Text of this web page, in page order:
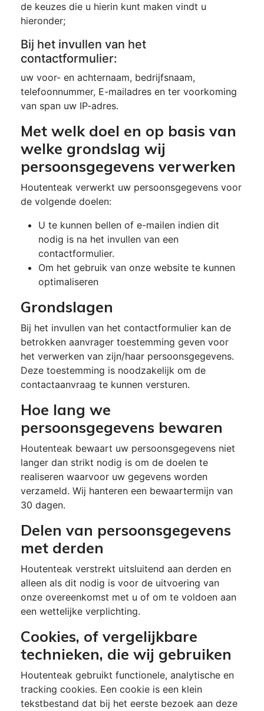
de keuzes die u hierin kunt maken vindt u
hieronder;
Bij het invullen van het
contactformulier:
uw voor- en achternaam, bedrijfsnaam,
telefoonnummer, E-mailadres en ter voorkoming
van span uw IP-adres.
Met welk doel en op basis van
welke grondslag wij
persoonsgegevens verwerken
Houtenteak verwerkt uw persoonsgegevens voor
de volgende doelen:
U te kunnen bellen of e-mailen indien dit
nodig is na het invullen van een
contactformulier.
Om het gebruik van onze website te kunnen
optimaliseren
Grondslagen
Bij het invullen van het contactformulier kan de
betrokken aanvrager toestemming geven voor
het verwerken van zijn/haar persoonsgegevens.
Deze toestemming is noodzakelijk om de
contactaanvraag te kunnen versturen.
Hoe lang we
persoonsgegevens bewaren
Houtenteak bewaart uw persoonsgegevens niet
langer dan strikt nodig is om de doelen te
realiseren waarvoor uw gegevens worden
verzameld. Wij hanteren een bewaartermijn van
30 dagen.
Delen van persoonsgegevens
met derden
Houtenteak verstrekt uitsluitend aan derden en
alleen als dit nodig is voor de uitvoering van
onze overeenkomst met u of om te voldoen aan
een wettelijke verplichting.
Cookies, of vergelijkbare
technieken, die wij gebruiken
Houtenteak gebruikt functionele, analytische en
tracking cookies. Een cookie is een klein
tekstbestand dat bij het eerste bezoek aan deze